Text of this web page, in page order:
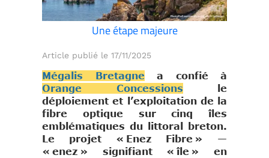
Une étape majeure
Article publié le 17/11/2025
Mégalis Bretagne a confié à
Orange Concessions le
déploiement et l’exploitation de la
fibre optique sur cinq îles
emblématiques du littoral breton.
Le projet « Enez Fibre » —
« enez » signifiant « île » en